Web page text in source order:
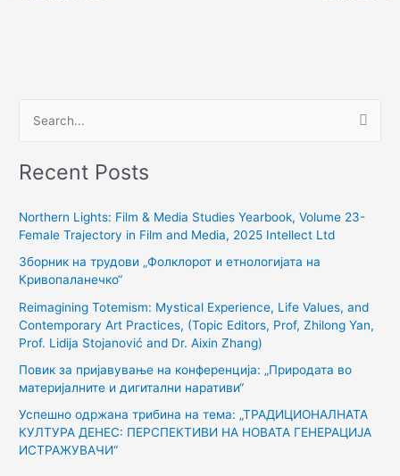
a
c
f
:
Recent Posts
Northern Lights: Film & Media Studies Yearbook, Volume 23-
Female Trajectory in Film and Media, 2025 Intellect Ltd
Зборник на трудови „Фолклорот и етнологијата на
Кривопаланечко“
Reimagining Totemism: Mystical Experience, Life Values, and
Contemporary Art Practices, (Topic Editors, Prof, Zhilong Yan,
Prof. Lidija Stojanović and Dr. Aixin Zhang)
Повик за пријавување на конференција: „Природата во
материјалните и дигитални наративи“
Успешно одржана трибина на тема: „ТРАДИЦИОНАЛНАТА
КУЛТУРА ДЕНЕС: ПЕРСПЕКТИВИ НА НОВАТА ГЕНЕРАЦИЈА
ИСТРАЖУВАЧИ“